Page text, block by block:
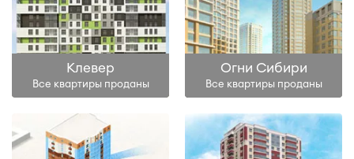
Клевер
Все квартиры проданы
Огни Сибири
Все квартиры проданы